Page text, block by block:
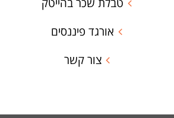
אורגד פיננסים
צור קשר